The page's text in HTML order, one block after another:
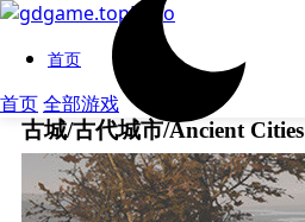
首页
首页全部游戏
古城/古代城市/Ancient Cities